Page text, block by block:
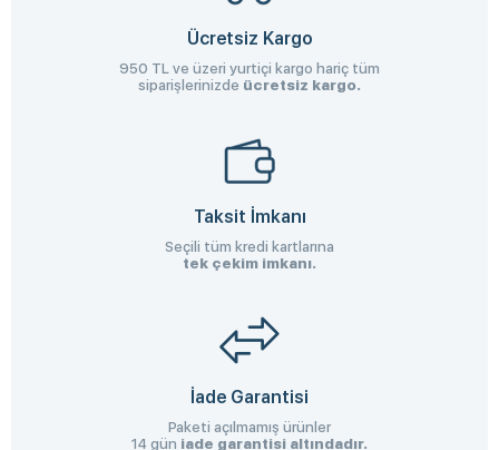
Ücretsiz Kargo
950 TL ve üzeri yurtiçi kargo hariç tüm
siparişlerinizde ücretsiz kargo.
Taksit İmkanı
Seçili tüm kredi kartlarına
tek çekim imkanı.
İade Garantisi
Paketi açılmamış ürünler
14 gün iade garantisi altındadır.